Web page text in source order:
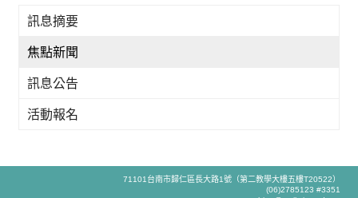
訊息摘要
焦點新聞
訊息公告
活動報名
71101台南市歸仁區長大路1號（第二教學大樓五樓T20522）
(06)2785123 #3351